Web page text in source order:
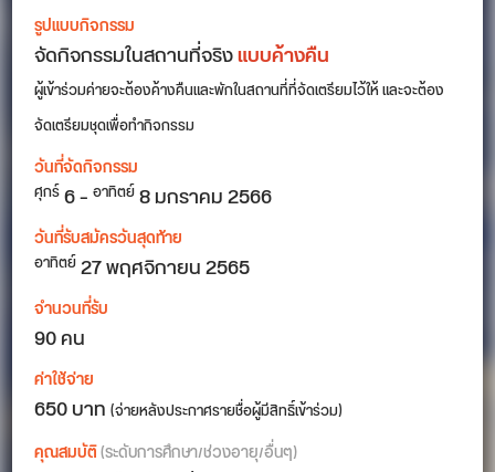
รูปแบบกิจกรรม
จัดกิจกรรมในสถานที่จริงแบบค้างคืน
ผู้เข้าร่วมค่ายจะต้องค้างคืนและพักในสถานที่ที่จัดเตรียมไว้ให้ และจะต้อง
จัดเตรียมชุดเพื่อทำกิจกรรม
วันที่จัดกิจกรรม
ศุกร์6 –อาทิตย์8 มกราคม 2566
วันที่รับสมัครวันสุดท้าย
อาทิตย์27 พฤศจิกายน 2565
จำนวนที่รับ
90 คน
ค่าใช้จ่าย
650 บาท(จ่ายหลังประกาศรายชื่อผู้มีสิทธิ์เข้าร่วม)
คุณสมบัติ(ระดับการศึกษา/ช่วงอายุ/อื่นๆ)